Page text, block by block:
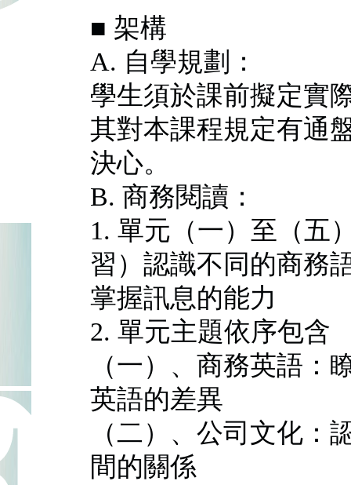
■ 架構
A. 自學規劃：
學生須於課前擬定實
其對本課程規定有通
決心。
B. 商務閱讀：
1. 單元（一）至（五
習）認識不同的商務
掌握訊息的能力
2. 單元主題依序包含
（一）、商務英語：
英語的差異
（二）、公司文化：
間的關係